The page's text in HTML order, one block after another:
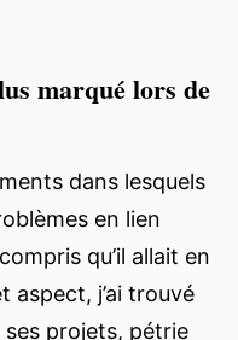
marqué lors de
dans lesquels
en lien
qu’il allait en
aspect, j’ai trouvé
projets, pétrie